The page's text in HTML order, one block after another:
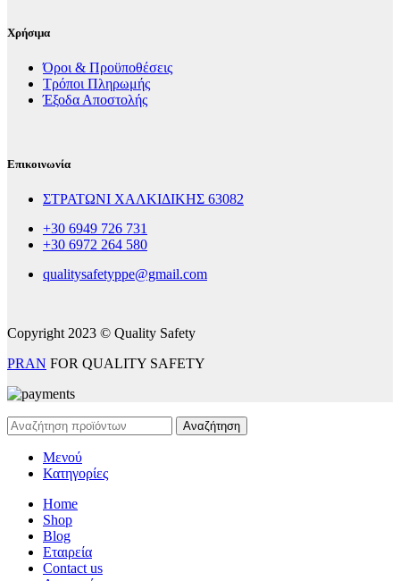
Χρήσιμα
Όροι & Προϋποθέσεις
Τρόποι Πληρωμής
Έξοδα Αποστολής
Επικοινωνία
ΣΤΡΑΤΩΝΙ ΧΑΛΚΙΔΙΚΗΣ 63082
+30 6949 726 731
+30 6972 264 580
qualitysafetyppe@gmail.com
Copyright 2023 © Quality Safety
PRAN FOR QUALITY SAFETY
Αναζήτηση
Μενού
Κατηγορίες
Home
Shop
Blog
Εταιρεία
Contact us